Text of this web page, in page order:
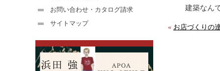
建築なん
« お店づくりの
お問い合わせ・カタログ請求
サイトマップ